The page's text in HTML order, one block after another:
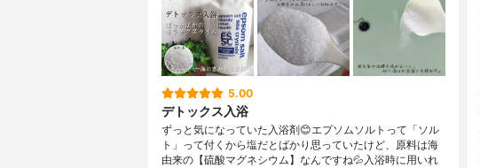
5.00
デトックス入浴
ずっと気になっていた入浴剤😊エプソムソルトって「ソル
ト」って付くから塩だとばかり思っていたけど、原料は海
由来の【硫酸マグネシウム】なんですね💦入浴時に用いれ